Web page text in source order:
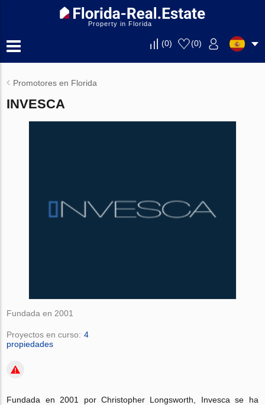
Property in Florida
(0) (0)
Promotores en Florida
INVESCA
Fundada en 2001
Proyectos en curso: 4
propiedades
Fundada en 2001 por Christopher Longsworth, Invesca se ha